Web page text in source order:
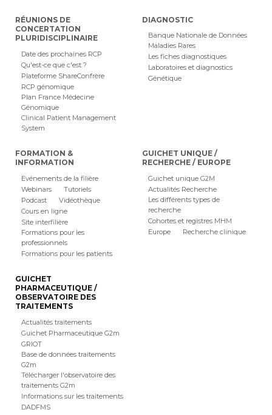
RÉUNIONS DE
CONCERTATION
PLURIDISCIPLINAIRE
Date des prochaines RCP
Qu'est-ce que c'est ?
Plateforme ShareConfrère
RCP génomique
Plan France Médecine
Génomique
Clinical Patient Management
System
DIAGNOSTIC
Banque Nationale de Données
Maladies Rares
Les fiches diagnostiques
Laboratoires et diagnostics
Génétique
FORMATION &
INFORMATION
Evénements de la filière
Webinars
Tutoriels
Podcast
Vidéothèque
Cours en ligne
Site interfilière
Formations pour les
professionnels
Formations pour les patients
GUICHET UNIQUE /
RECHERCHE / EUROPE
Guichet unique G2M
Actualités Recherche
Les différents types de
recherche
Cohortes et registres MHM
Europe
Recherche clinique
GUICHET
PHARMACEUTIQUE /
OBSERVATOIRE DES
TRAITEMENTS
Actualités traitements
Guichet Pharmaceutique G2m
GRIOT
Base de données traitements
G2m
Télécharger l'observatoire des
traitements G2m
Informations sur les traitements
DADFMS